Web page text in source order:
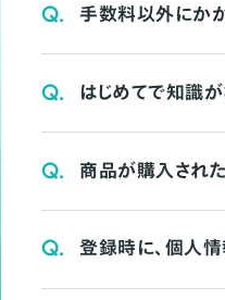
Q. 手数料以外にか
Q. はじめてで知識が
Q. 商品が購入され
Q. 登録時に、個人